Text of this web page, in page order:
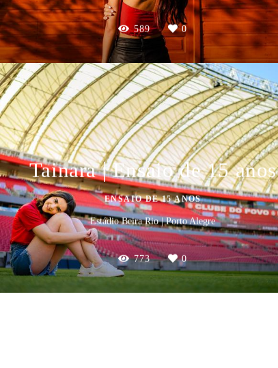
589 0
Tainara | Ensaio de 15 anos
ENSAIO DE 15 ANOS
Estádio Beira Rio | Porto Alegre
773 0